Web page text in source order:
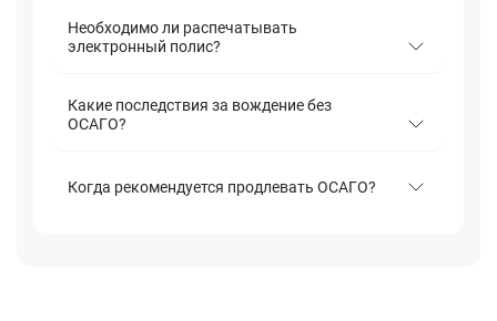
Необходимо ли распечатывать
электронный полис?
Какие последствия за вождение без
ОСАГО?
Когда рекомендуется продлевать ОСАГО?